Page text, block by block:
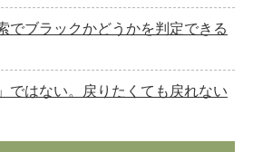
でブラックかどうかを判定できる
ではない。戻りたくても戻れない